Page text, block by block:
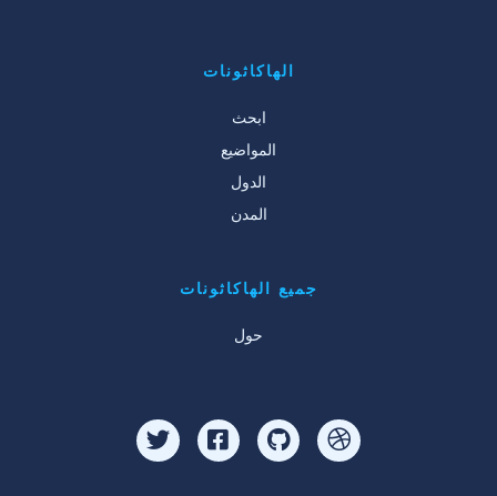
الهاكاثونات
ابحث
المواضيع
الدول
المدن
جميع الهاكاثونات
حول